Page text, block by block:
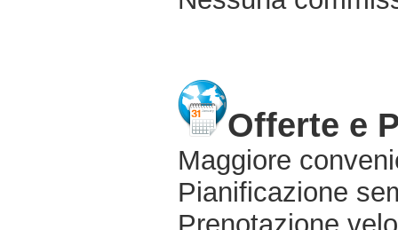
Offerte e
Maggiore
Pianificazione